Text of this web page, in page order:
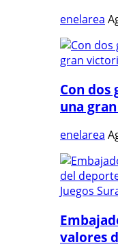
enelarea
Con dos
una
enelarea
valores